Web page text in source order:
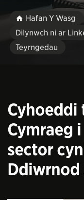
Hafan Y Wasg
Dilynwch ni ar
Teyrngedau
Cyhoeddi
Cymraeg
sector
Ddiwrnod